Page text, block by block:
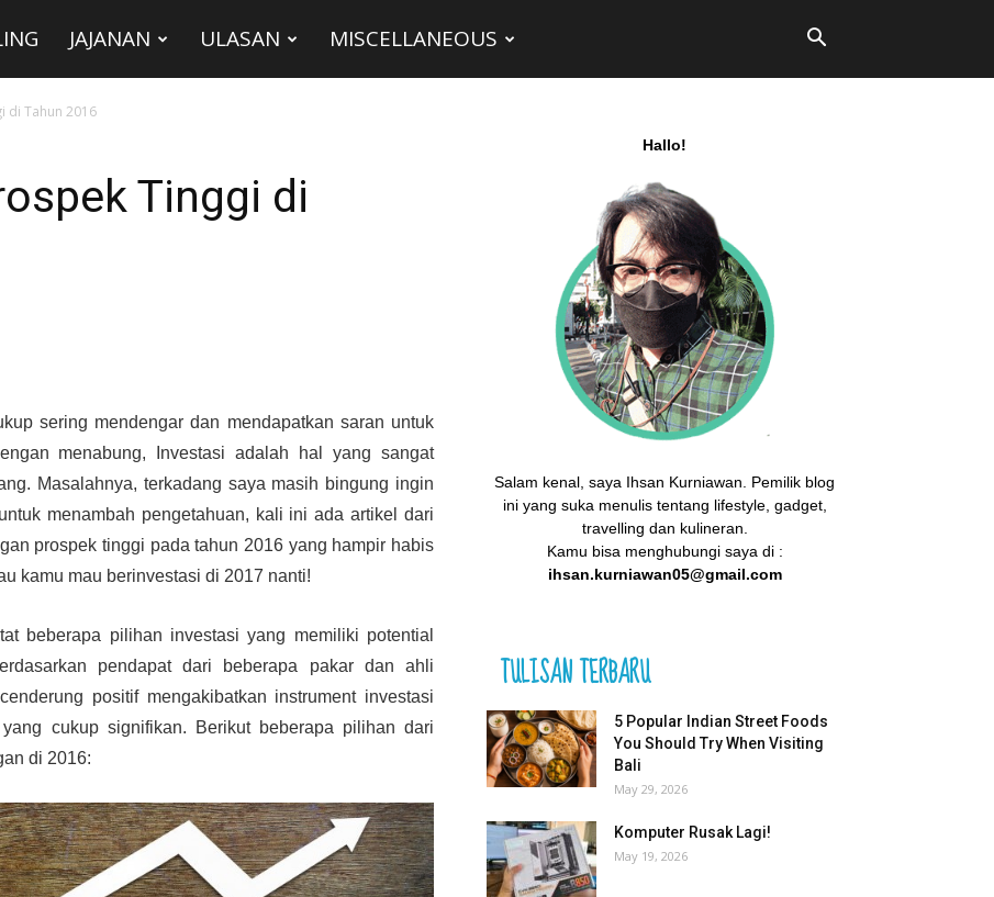
JAJANAN ULASAN MISCELLANEOUS
di Tahun 2016
Tinggi di
sering mendengar dan mendapatkan saran untuk
menabung, Investasi adalah hal yang sangat
Masalahnya, terkadang saya masih bingung ingin
menambah pengetahuan, kali ini ada artikel dari
prospek tinggi pada tahun 2016 yang hampir habis
kamu mau berinvestasi di 2017 nanti!
beberapa pilihan investasi yang memiliki potential
pendapat dari beberapa pakar dan ahli
positif mengakibatkan instrument investasi
cukup signifikan. Berikut beberapa pilihan dari
di 2016:
Hallo!
Salam kenal, saya Ihsan Kurniawan. Pemilik blog
ini yang suka menulis tentang lifestyle, gadget,
travelling dan kulineran.
Kamu bisa menghubungi saya di :
ihsan.kurniawan05@gmail.com
TULISAN TERBARU
5 Popular Indian Street Foods
You Should Try When Visiting
Bali
May 29, 2026
Komputer Rusak Lagi!
May 19, 2026